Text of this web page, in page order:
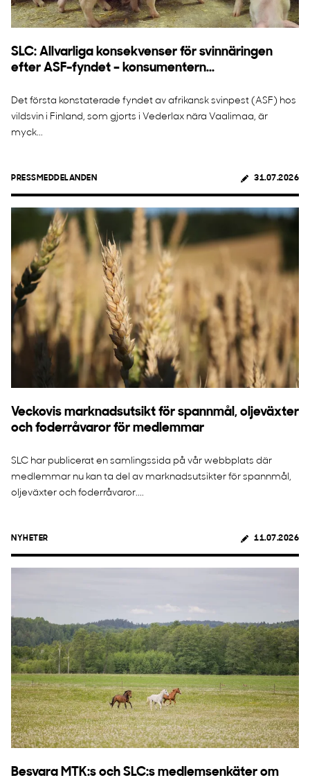
SLC: Allvarliga konsekvenser för svinnäringen
efter ASF-fyndet – konsumentern...
Det första konstaterade fyndet av afrikansk svinpest (ASF) hos
vildsvin i Finland, som gjorts i Vederlax nära Vaalimaa, är
myck...
PRESSMEDDELANDEN 31.07.2026
Veckovis marknadsutsikt för spannmål, oljeväxter
och foderråvaror för medlemmar
SLC har publicerat en samlingssida på vår webbplats där
medlemmar nu kan ta del av marknadsutsikter för spannmål,
oljeväxter och foderråvaror....
NYHETER 11.07.2026
Besvara MTK:s och SLC:s medlemsenkäter om